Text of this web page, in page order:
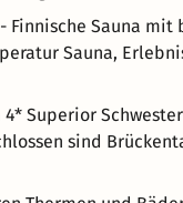
Sauna
Sauna,
Superior
sind